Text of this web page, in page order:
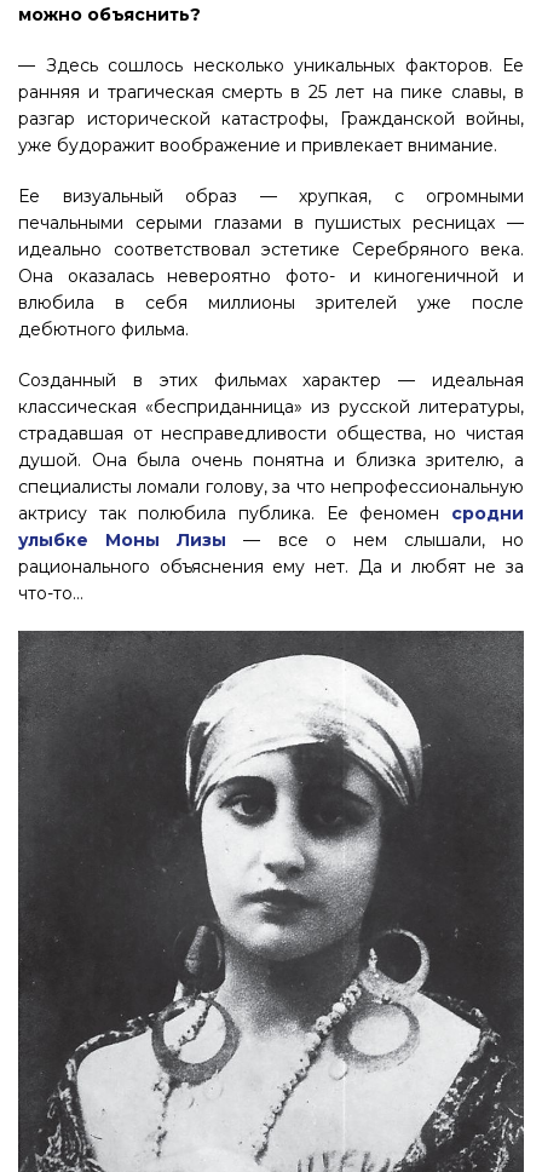
можно объяснить?
— Здесь сошлось несколько уникальных факторов. Ее
ранняя и трагическая смерть в 25 лет на пике славы, в
разгар исторической катастрофы, Гражданской войны,
уже будоражит воображение и привлекает внимание.
Ее визуальный образ — хрупкая, с огромными
печальными серыми глазами в пушистых ресницах —
идеально соответствовал эстетике Серебряного века.
Она оказалась невероятно фото- и киногеничной и
влюбила в себя миллионы зрителей уже после
дебютного фильма.
Созданный в этих фильмах характер — идеальная
классическая «бесприданница» из русской литературы,
страдавшая от несправедливости общества, но чистая
душой. Она была очень понятна и близка зрителю, а
специалисты ломали голову, за что непрофессиональную
актрису так полюбила публика. Ее феномен сродни
улыбке Моны Лизы — все о нем слышали, но
рационального объяснения ему нет. Да и любят не за
что-то…